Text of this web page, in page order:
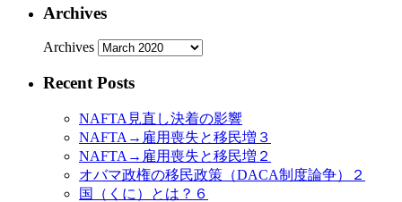
Archives
Archives
Recent Posts
NAFTA見直し決着の影響
NAFTA→雇用喪失と移民増３
NAFTA→雇用喪失と移民増２
オバマ政権の移民政策（DACA制度論争）２
国（くに）とは？６